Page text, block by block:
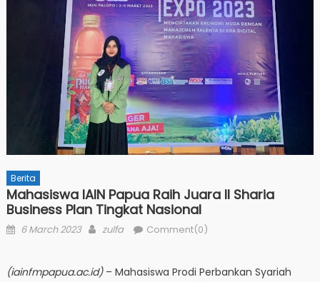
Berita
Mahasiswa IAIN Papua Raih Juara II Sharia
Business Plan Tingkat Nasional
Posted
6 March 2023 Author
zulfa Comment(0)
(iainfmpapua.ac.id)– Mahasiswa Prodi Perbankan Syariah